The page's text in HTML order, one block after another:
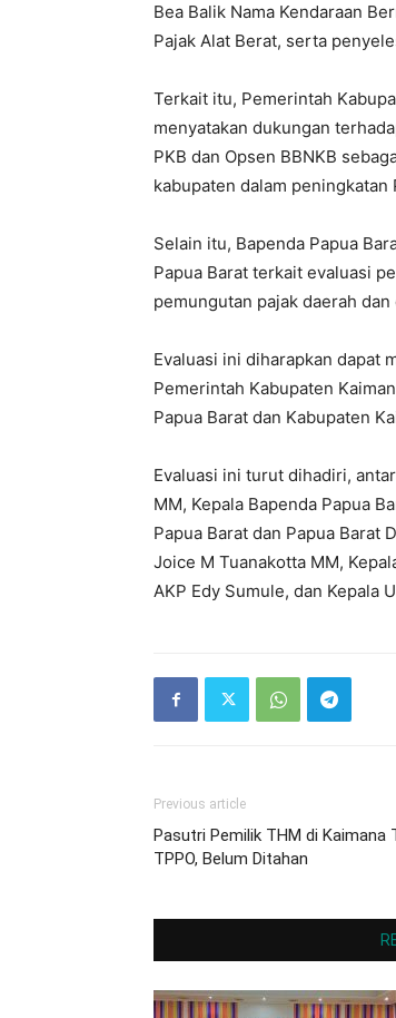
Bea Balik Nama Kendaraan
Pajak Alat Berat, serta
Terkait itu, Pemerintah
menyatakan dukungan
PKB dan Opsen BBNKB
kabupaten dalam peningkatan
Selain itu, Bapenda Papua
Papua Barat terkait evaluasi
pemungutan pajak daerah
Evaluasi ini diharapkan dapat
Pemerintah Kabupaten
Papua Barat dan Kabupaten
Evaluasi ini turut dihadiri,
MM, Kepala Bapenda Papua
Papua Barat dan Papua Barat
Joice M Tuanakotta MM,
AKP Edy Sumule, dan Kepala
Previous article
Pasutri Pemilik THM di Kaimana
TPPO, Belum Ditahan